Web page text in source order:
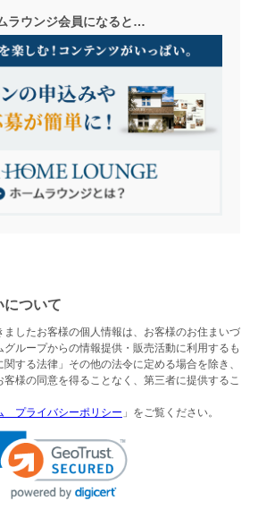
ラウンジ会員になると…
について
ましたお客様の個人情報は、お客様のお住まいづ
グループからの情報提供・販売活動に利用するも
する法律」その他の法令に定める場合を除き、
様の同意を得ることなく、第三者に提供するこ
プライバシーポリシー 」をご覧ください。